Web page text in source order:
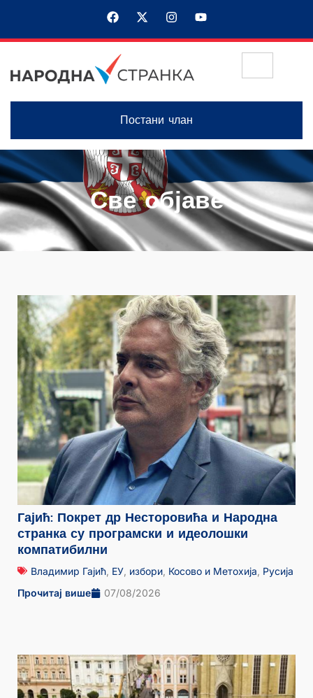
Постани члан
Све објаве
Гајић: Покрет др Несторовића и Народна
странка су програмски и идеолошки
компатибилни
Владимир Гајић ЕУ избори Косово и Метохија Русија
Прочитај више
07/08/2026